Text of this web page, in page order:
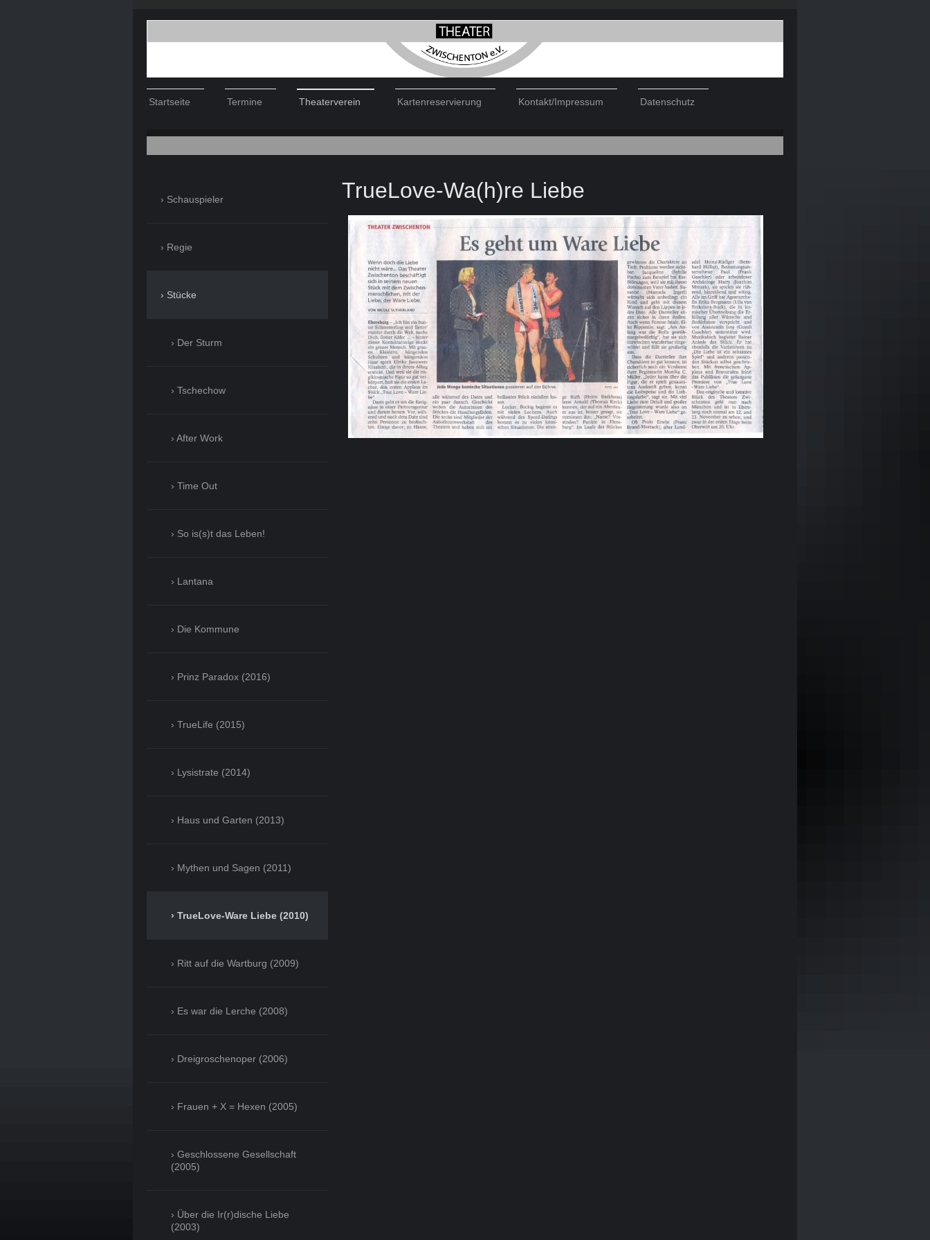
Startseite Termine Theaterverein Kartenreservierung Kontakt/Impressum Datenschutz
TrueLove-Wa(h)re Liebe
Schauspieler
Regie
Stücke
Der Sturm
Tschechow
After Work
Time Out
So is(s)t das Leben!
Lantana
Die Kommune
Prinz Paradox (2016)
TrueLife (2015)
Lysistrate (2014)
Haus und Garten (2013)
Mythen und Sagen (2011)
TrueLove-Ware Liebe (2010)
Ritt auf die Wartburg (2009)
Es war die Lerche (2008)
Dreigroschenoper (2006)
Frauen + X = Hexen (2005)
Geschlossene Gesellschaft
(2005)
Über die Ir(r)dische Liebe
(2003)